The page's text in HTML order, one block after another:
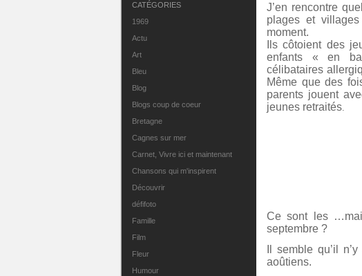
CATÉGORIES
1969
Actu
Art
Bleu
Blog
Blogs coup de coeur
Bretagne
Cagnes sur mer
Carnet, Vivre ici et maintenant
Chansons qui m'inspirent
Découvrir
défifoto
Famille
Film
Fleur
Humour
J’en rencontre
plages et
moment.
Ils côtoient des
enfants « en
célibataires
Même que des
parents jouent
jeunes retraités
Ce sont les
septembre ?
Il semble qu’il
aoûtiens.